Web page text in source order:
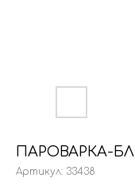
ПАРОВАРКА-
Артикул: 33438